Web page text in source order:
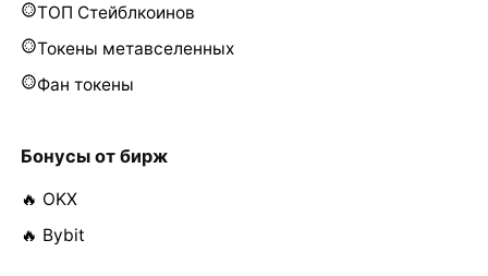
ТОП Стейблкоинов
Токены метавселенных
Фан токены
Бонусы от бирж
🔥 OKX
🔥 Bybit